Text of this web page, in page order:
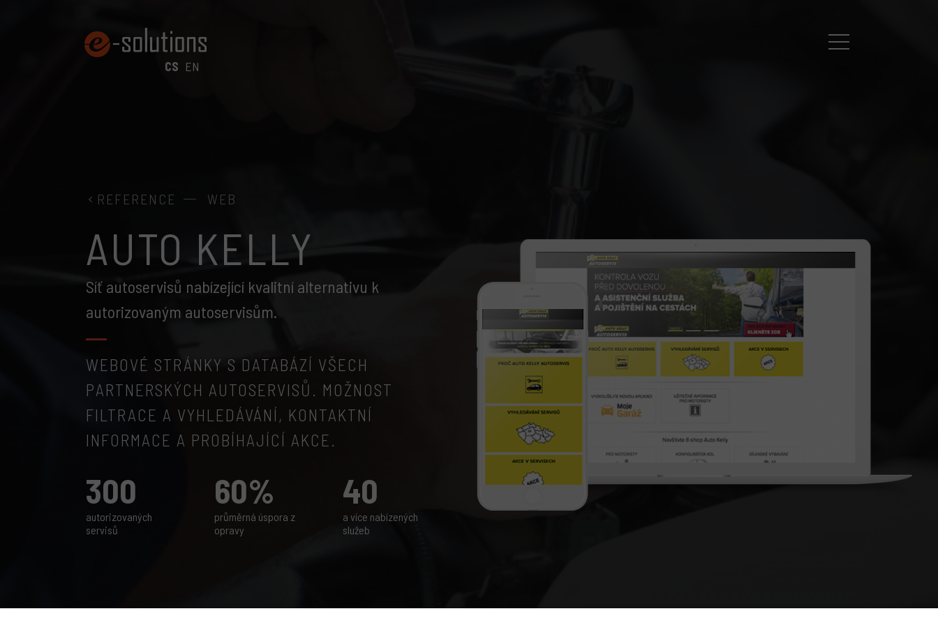
CS EN
REFERENCE WEB
AUTO KELLY
Síť autoservisů nabízející kvalitní alternativu k
autorizovaným autoservisům.
WEBOVÉ STRÁNKY S DATABÁZÍ VŠECH
PARTNERSKÝCH AUTOSERVISŮ. MOŽNOST
FILTRACE A VYHLEDÁVÁNÍ, KONTAKTNÍ
INFORMACE A PROBÍHAJÍCÍ AKCE.
300
autorizovaných
servisů
60%
průměrná úspora z
opravy
40
a více nabízených
služeb